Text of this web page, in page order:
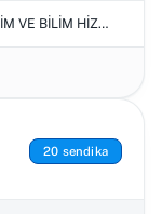
EĞİTİM, ÖĞRETİM VE BİLİM HİZMETLERİ
20 sendika